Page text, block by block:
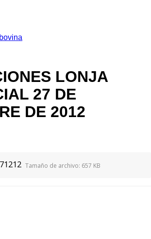
LONJA
27 DE
DE 2012
Tamaño de archivo: 657 KB